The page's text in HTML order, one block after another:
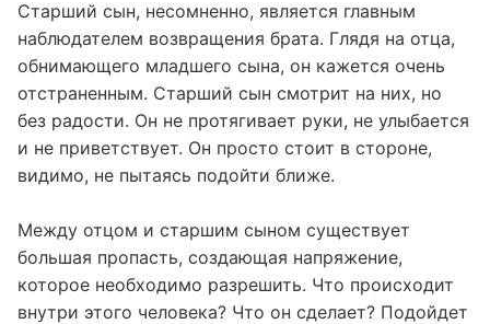
Старший сын, несомненно, является главным
наблюдателем возвращения брата. Глядя на отца,
обнимающего младшего сына, он кажется очень
отстраненным. Старший сын смотрит на них, но
без радости. Он не протягивает руки, не улыбается
и не приветствует. Он просто стоит в стороне,
видимо, не пытаясь подойти ближе.
Между отцом и старшим сыном существует
большая пропасть, создающая напряжение,
которое необходимо разрешить. Что происходит
внутри этого человека? Что он сделает? Подойдет